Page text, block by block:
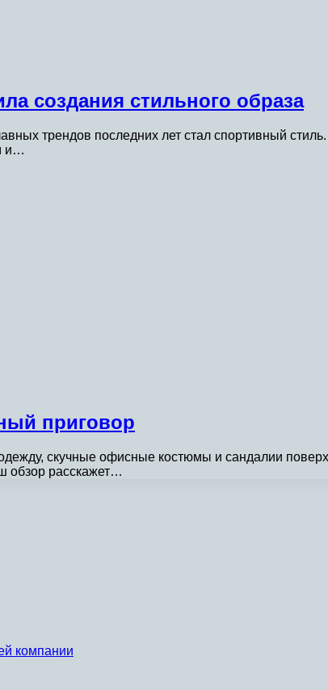
создания стильного образа
трендов последних лет стал спортивный
и…
приговор
скучные офисные костюмы и сандалии
обзор расскажет…
компании